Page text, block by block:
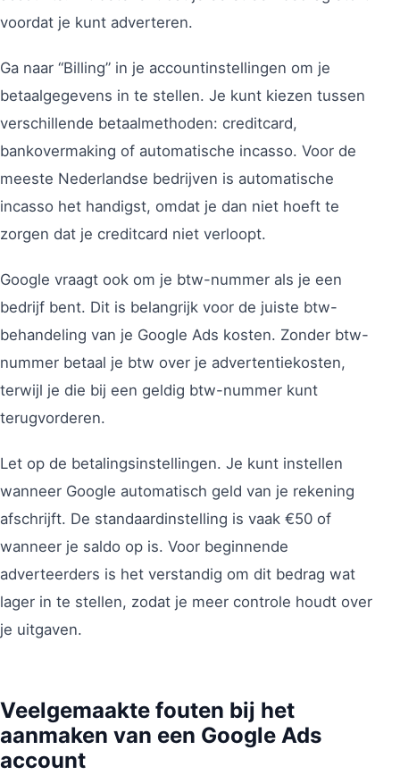
voordat je kunt adverteren.
Ga naar “Billing” in je accountinstellingen om je
betaalgegevens in te stellen. Je kunt kiezen tussen
verschillende betaalmethoden: creditcard,
bankovermaking of automatische incasso. Voor de
meeste Nederlandse bedrijven is automatische
incasso het handigst, omdat je dan niet hoeft te
zorgen dat je creditcard niet verloopt.
Google vraagt ook om je btw-nummer als je een
bedrijf bent. Dit is belangrijk voor de juiste btw-
behandeling van je Google Ads kosten. Zonder btw-
nummer betaal je btw over je advertentiekosten,
terwijl je die bij een geldig btw-nummer kunt
terugvorderen.
Let op de betalingsinstellingen. Je kunt instellen
wanneer Google automatisch geld van je rekening
afschrijft. De standaardinstelling is vaak €50 of
wanneer je saldo op is. Voor beginnende
adverteerders is het verstandig om dit bedrag wat
lager in te stellen, zodat je meer controle houdt over
je uitgaven.
Veelgemaakte fouten bij het
aanmaken van een Google Ads
account